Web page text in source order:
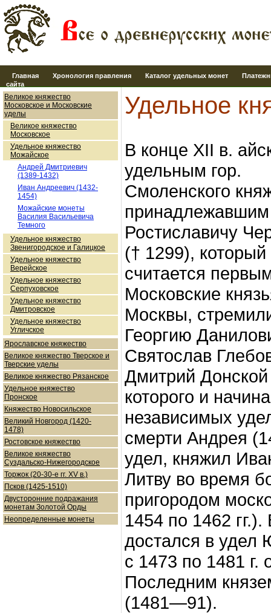
Главная Хронология правления Каталог удельных монет
сайта
Великое княжество
Московское и Московские
уделы
Великое княжество
Московское
Удельное княжество
Можайское
Андрей Дмитриевич
(1389-1432)
Иван Андреевич (1432-
1454)
Можайские монеты
Василия Васильевича
Темного
Удельное княжество
Звенигородское и Галицкое
Удельное княжество
Верейское
Удельное княжество
Серпуховское
Удельное княжество
Дмитровское
Удельное княжество
Угличское
Ярославское княжество
Великое княжество Тверское и
Тверские уделы
Великое княжество Рязанское
Удельное княжество
Пронское
Княжество Новосильское
Великий Новгород (1420-
1478)
Ростовское княжество
Великое княжество
Суздальско-Нижегородское
Торжок (20-30-е гг. XV в.)
Псков (1425-1510)
Двусторонние подражания
монетам Золотой Орды
Неопределенные монеты
Удельное
В конце XII в.
удельным гор.
Смоленского
Ростиславичу
(† 1299), который
считается
Московские
Москвы,
Георгию
Святослав
Дмитрий
которого и
независимых
смерти Андрея
удел, княжил
Литву во время
пригородом
1454 по 1462
достался в удел
с 1473 по 1481 г.
Последним
(1481—91).